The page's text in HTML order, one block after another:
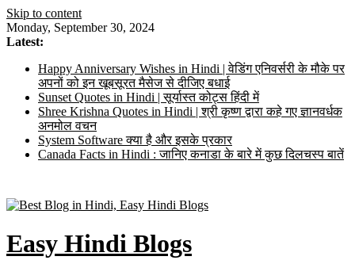
Skip to content
Monday, September 30, 2024
Latest:
Happy Anniversary Wishes in Hindi | वेडिंग एनिवर्सरी के मौके पर
अपनों को इन खूबसूरत मैसेज से दीजिए बधाई
Sunset Quotes in Hindi | सूर्यास्त कोट्स हिंदी में
Shree Krishna Quotes in Hindi | श्री कृष्ण द्वारा कहे गए ज्ञानवर्धक
अनमोल वचन
System Software क्या है और इसके प्रकार
Canada Facts in Hindi : जानिए कनाडा के बारे में कुछ दिलचस्प बातें
Easy Hindi Blogs